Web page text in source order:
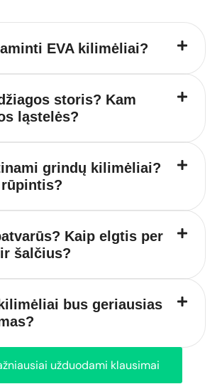
EVA kilimėliai?
storis? Kam
ląstelės?
grindų kilimėliai?
Kaip elgtis per
šalčius?
bus geriausias
užduodami klausimai